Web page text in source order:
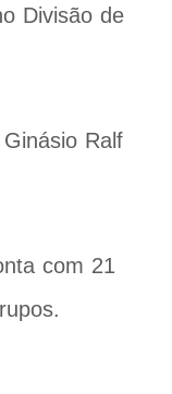
Divisão de
Ralf
com 21